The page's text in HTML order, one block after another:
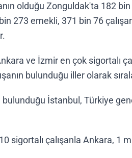
olduğu Zonguldak'ta 182
273 emekli, 371 bin 76
ve İzmir en çok sigortalı
bulunduğu iller olarak
İstanbul, Türkiye
sigortalı çalışanla Ankara, 1